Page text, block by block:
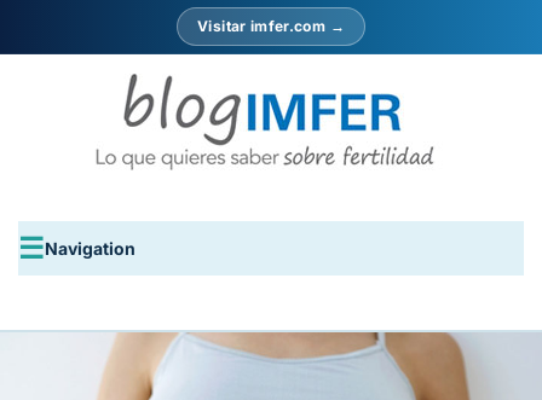
Visitar imfer.com →
Navigation